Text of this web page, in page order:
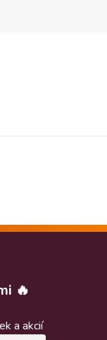
🔥
a akcií